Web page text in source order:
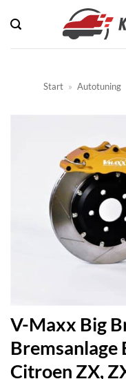
Inhalt
springen
Start » Autotuning
V-Maxx Big
Bremsanlage
Citroen ZX,